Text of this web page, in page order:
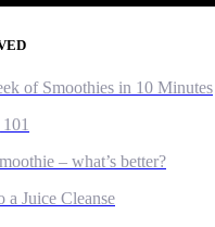
of Smoothies in 10 Minutes
– what’s better?
a Juice Cleanse